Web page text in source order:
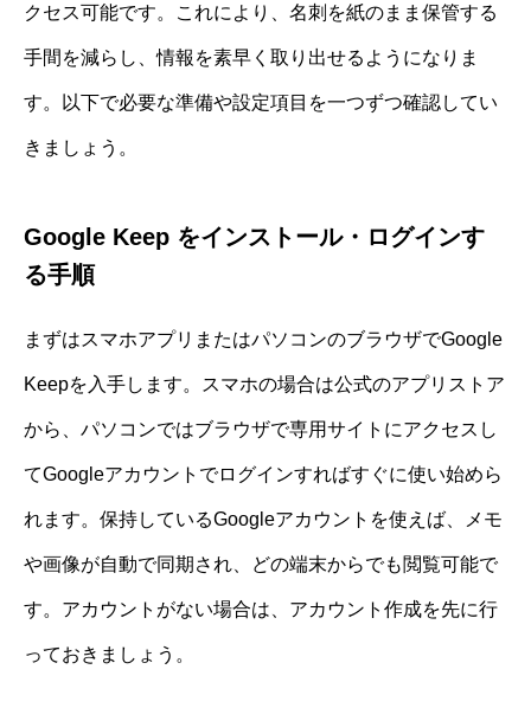
クセス可能です。これにより、名刺を紙のまま保管する
手間を減らし、情報を素早く取り出せるようになりま
す。以下で必要な準備や設定項目を一つずつ確認してい
きましょう。
Google Keep をインストール・ログインす
る手順
まずはスマホアプリまたはパソコンのブラウザでGoogle
Keepを入手します。スマホの場合は公式のアプリストア
から、パソコンではブラウザで専用サイトにアクセスし
てGoogleアカウントでログインすればすぐに使い始めら
れます。保持しているGoogleアカウントを使えば、メモ
や画像が自動で同期され、どの端末からでも閲覧可能で
す。アカウントがない場合は、アカウント作成を先に行
っておきましょう。